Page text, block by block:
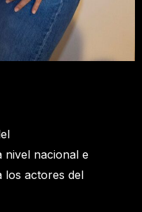
nivel nacional e
los actores del